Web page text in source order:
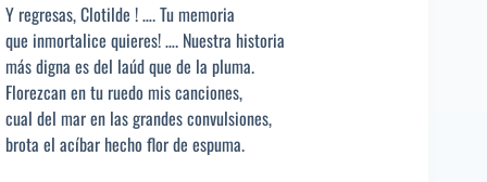
Y regresas, Clotilde ! …. Tu memoria
que inmortalice quieres! …. Nuestra historia
más digna es del laúd que de la pluma.
Florezcan en tu ruedo mis canciones,
cual del mar en las grandes convulsiones,
brota el acíbar hecho flor de espuma.